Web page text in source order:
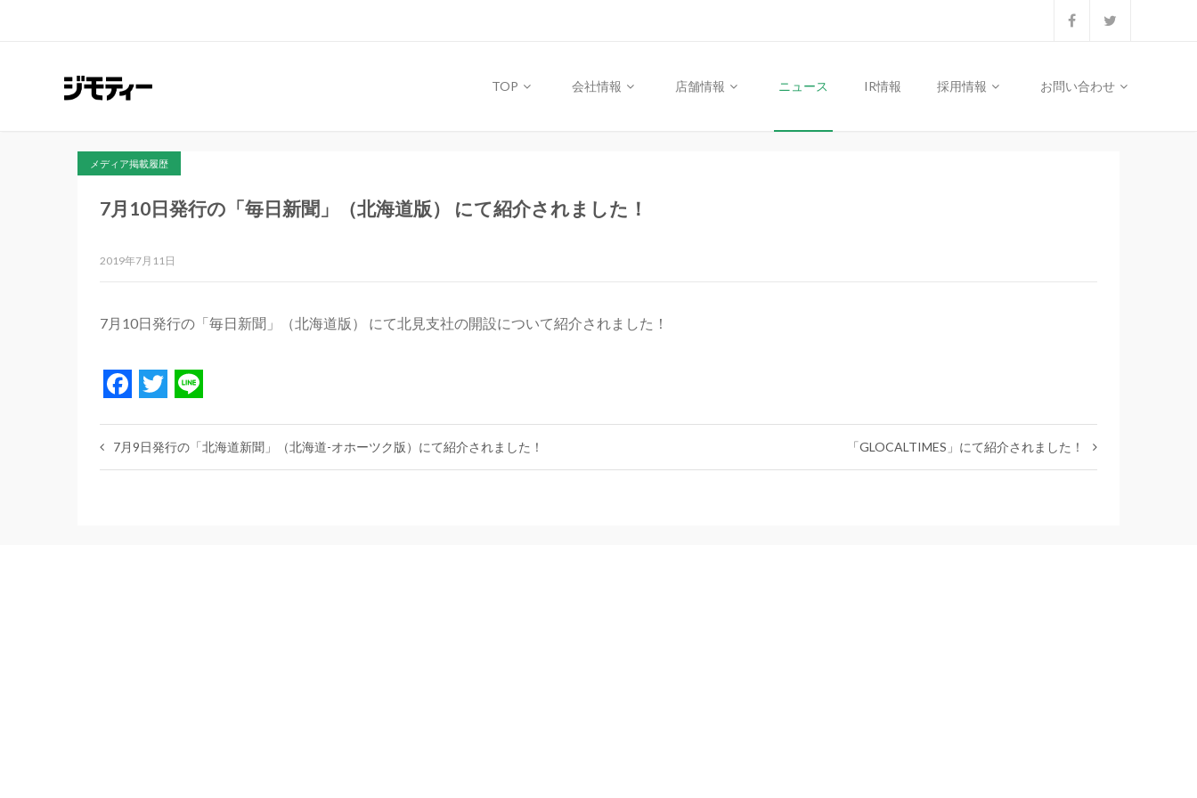
TOP 会社情報 店舗情報 ニュース IR情報 採用情報 お問い合わせ
メディア掲載履歴
7月10日発行の「毎日新聞」（北海道版） にて紹介されました！
2019年7月11日
7月10日発行の「毎日新聞」（北海道版） にて北見支社の開設について紹介されました！
Facebook
Twitter
7月9日発行の「北海道新聞」（北海道-オホーツク版）にて紹介されました！ 「GLOCALTIMES」にて紹介されました！